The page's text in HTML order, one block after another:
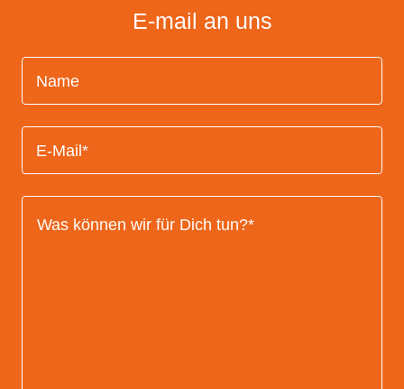
E-mail an uns
Name
E-Mail*